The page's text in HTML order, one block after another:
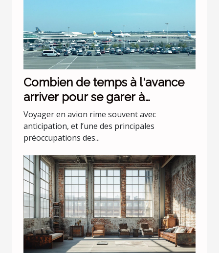
Combien de temps à l'avance
arriver pour se garer à
l'aéroport Lyon Saint Exupéry ?
Voyager en avion rime souvent avec
anticipation, et l’une des principales
préoccupations des...